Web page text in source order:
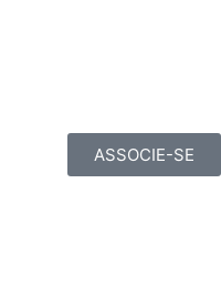
ASSOCIE-SE